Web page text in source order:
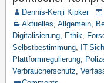
Dennis-Kenji Kipker
Aktuelles, Allgemein,
Digitalisierung, Ethik,
Selbstbestimmung, IT-
Plattformregulierung,
Verbraucherschutz,